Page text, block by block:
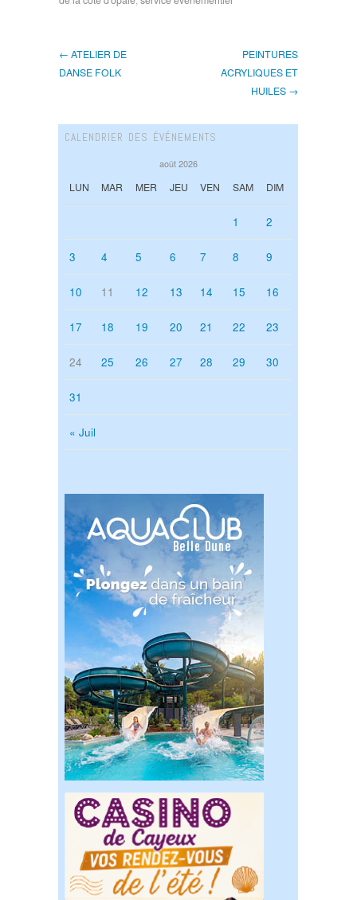
← ATELIER DE
DANSE FOLK
PEINTURES
ACRYLIQUES ET
HUILES →
CALENDRIER DES ÉVÉNEMENTS
août 2026
LUN MAR MER JEU VEN SAM DIM
« Juil
1 2
3 4 5 6 7 8 9
10 11 12 13 14 15 16
17 18 19 20 21 22 23
24 25 26 27 28 29 30
31